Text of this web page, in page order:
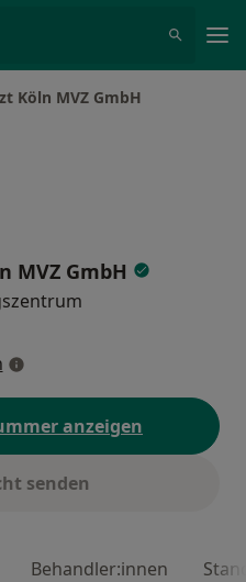
Köln MVZ GmbH
MVZ GmbH
anzeigen
senden
Behandler:innen